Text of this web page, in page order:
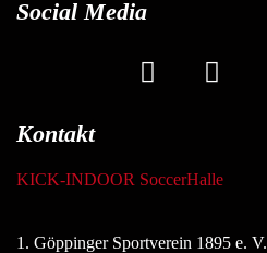
Social Media
Kontakt
KICK-INDOOR SoccerHalle
1. Göppinger Sportverein 1895 e. V.